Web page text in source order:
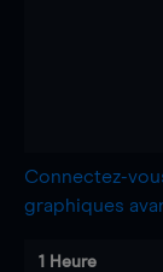
Connectez-
graphiques
1 Heure